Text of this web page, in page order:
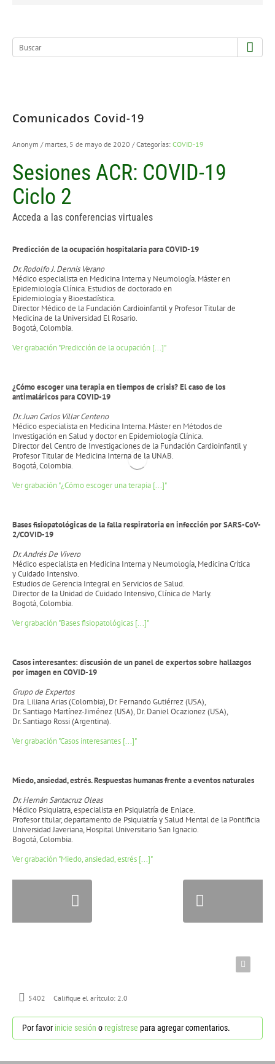
Comunicados Covid-19
Anonym / martes, 5 de mayo de 2020 / Categorías: COVID-19
Sesiones ACR: COVID-19
Ciclo 2
Acceda a las conferencias virtuales
Predicción de la ocupación hospitalaria para COVID-19
Dr. Rodolfo J. Dennis Verano
Médico especialista en Medicina Interna y Neumología. Máster en
Epidemiología Clínica. Estudios de doctorado en
Epidemiología y Bioestadística.
Director Médico de la Fundación Cardioinfantil y Profesor Titular de
Medicina de la Universidad El Rosario.
Bogotá, Colombia.
Ver grabación "Predicción de la ocupación [...]"
¿Cómo escoger una terapia en tiempos de crisis? El caso de los
antimaláricos para COVID-19
Dr. Juan Carlos Villar Centeno
Médico especialista en Medicina Interna. Máster en Métodos de
Investigación en Salud y doctor en Epidemiología Clínica.
Director del Centro de Investigaciones de la Fundación Cardioinfantil y
Profesor Titular de Medicina Interna de la UNAB.
Bogotá, Colombia.
Ver grabación "¿Cómo escoger una terapia [...]"
Bases fisiopatológicas de la falla respiratoria en infecciónpor SARS-CoV-
2/COVID-19
Dr. Andrés De Vivero
Médico especialista en Medicina Interna y Neumología, Medicina Crítica
y Cuidado Intensivo.
Estudios de Gerencia Integral en Servicios de Salud.
Director de la Unidad de Cuidado Intensivo, Clínica de Marly.
Bogotá, Colombia.
Ver grabación "Bases fisiopatológicas [...]"
Casos interesantes: discusión de un panel de expertos sobre hallazgos
por imagen en COVID-19
Grupo de Expertos
Dra. Liliana Arias (Colombia), Dr. Fernando Gutiérrez (USA),
Dr. Santiago Martínez-Jiménez (USA), Dr. Daniel Ocazionez (USA),
Dr. Santiago Rossi (Argentina).
Ver grabación "Casos interesantes [...]"
Miedo, ansiedad, estrés. Respuestas humanas frente a eventos naturales
Dr. Hernán Santacruz Oleas
Médico Psiquiatra, especialista en Psiquiatría de Enlace.
Profesor titular, departamento de Psiquiatría y Salud Mental de la Pontificia
Universidad Javeriana, Hospital Universitario San Ignacio.
Bogotá, Colombia.
Ver grabación "Miedo, ansiedad, estrés [...]"
5402 Califique el arítculo: 2.0
Por favor inicie sesión o regístrese para agregar comentarios.